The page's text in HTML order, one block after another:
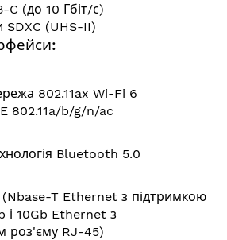
C (до 10 Гбіт/с)
SDXC (UHS-II)
802.11ax Wi-Fi 6
802.11a/b/g/n/ac
Bluetooth 5.0
T Ethernet з підтримкою
і 10Gb Ethernet з
роз'єму RJ-45)